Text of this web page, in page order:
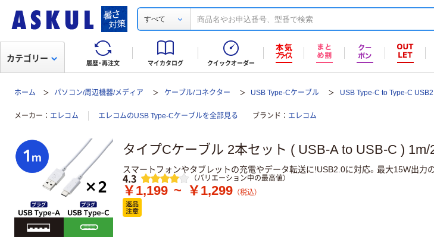
すべて
履歴・再注文 マイカタログ クイックオーダー
カテゴリー
ホーム パソコン/周辺機器/メディア ケーブル/コネクター USB Type-Cケーブル USB Type-C to Type-C
メーカー エレコム エレコムのUSB Type-Cケーブルを全部見る ブランド エレコム
タイプCケーブル 2本セット ( USB-A to USB-C )
スマートフォンやタブレットの充電やデータ転送に!USB2.0に対応。最大15W出力
レビュー
4.3 （バリエーション中の最高値）
￥1,199 ~ ￥1,299 （税込）